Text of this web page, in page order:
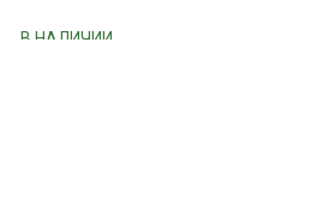
В НАЛИЧИИ